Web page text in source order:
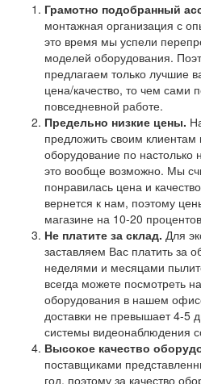
Грамотно подобранный
монтажная организация с
это время мы успели
моделей оборудования.
предлагаем только лучшие
цена/качество, то чем сами
повседневной работе.
Предельно низкие цены.
предложить своим клиентам
оборудование по настолько
это вообще возможно. Мы
понравилась цена и
вернется к нам, поэтому
магазине на 10-20
Не платите за склад. Для
заставляем Вас платить за
неделями и месяцами
всегда можете посмотреть
оборудования в нашем
доставки не превышает 4-5
системы видеонаблюдения
Высокое качество
поставщиками
год, поэтому за качество